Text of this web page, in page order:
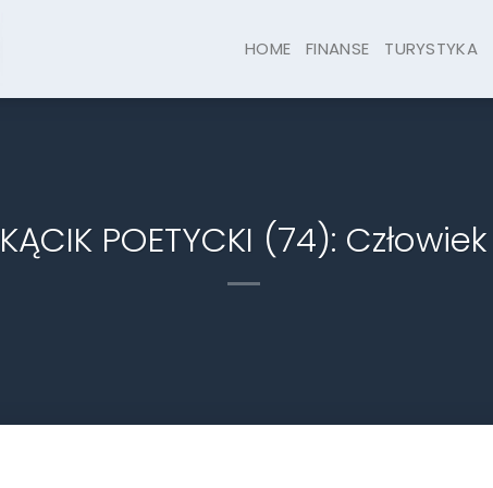
HOME FINANSE TURYSTYKA
KĄCIK POETYCKI (74): Człowiek